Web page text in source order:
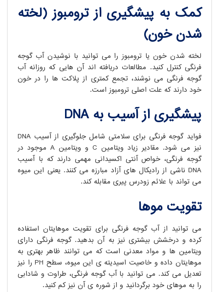
کمک به پیشگیری از ترومبوز (لخته
شدن خون)
لخته شدن خون یا ترومبوز را می توانید با نوشیدن آب گوجه
فرنگی کنترل کنید. مطالعات دریافته اند آن هایی که روزانه آب
گوجه فرنگی می نوشند، تجمع کمتری از پلاکت ها را در خون
خود دارند که علت اصلی ترومبوز است.
پیشگیری از آسیب به DNA
فواید گوجه فرنگی برای سلامتی شامل جلوگیری از آسیب DNA
نیز می شود. مقادیر زیاد ویتامین C و ویتامین A موجود در
گوجه فرنگی، خواص آنتی اکسیدانی مهمی دارند که با آسیب
DNA ناشی از رادیکال های آزاد مبارزه می کنند. یعنی این میوه
می تواند با علائم زودرس پیری مقابله کند.
تقویت موها
می توانید از آب گوجه فرنگی برای تقویت موهایتان استفاده
کرده و درخشش بیشتری نیز به آن بدهید. گوجه فرنگی دارای
ویتامین ها و مواد معدنی است که می توانند ظاهر بهتری به
موهایتان داده و خاصیت اسیدیته ی این میوه، سطح PH را نیز
تعدیل می کند. می توانید با آب گوجه فرنگی، طراوت و شادابی
را به موهای خود برگردانید و از شوره ی آن نیز کم کنید.